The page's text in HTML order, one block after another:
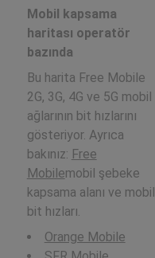
Mobil kapsama
haritası operatör
bazında
Bu harita Free Mobile
2G, 3G, 4G ve 5G mobil
ağlarının bit hızlarını
gösteriyor. Ayrıca
bakınız: Free
Mobilemobil şebeke
kapsama alanı ve mobil
bit hızları.
Orange Mobile